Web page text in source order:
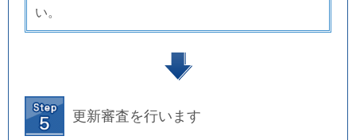
い。
更新審査を行います